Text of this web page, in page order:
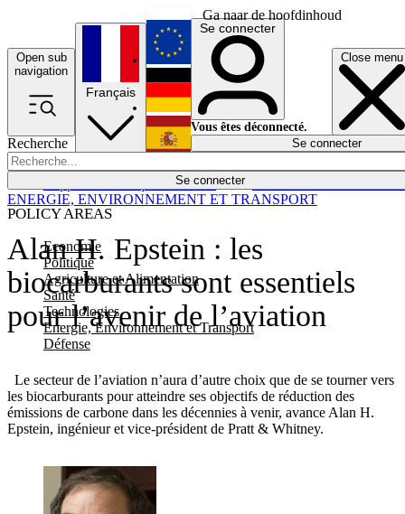
Ga naar de hoofdinhoud
Open sub
navigation
Close menu
Recherche
Se connecter
POLICY AREAS
Economie
Politique
Agriculture et Alimentation
Santé
Technologies
Energie, Environnement et Transport
Défense
Économie
Français
English
Deutsch
Español
Se connecter
Vous êtes déconnecté.
Se connecter
Alan H. Epstein : les
biocarburants sont essentiels
pour l’avenir de l’aviation
Le secteur de l’aviation n’aura d’autre choix que de se tourner vers
les biocarburants pour atteindre ses objectifs de réduction des
émissions de carbone dans les décennies à venir, avance Alan H.
Epstein, ingénieur et vice-président de Pratt & Whitney.
ENERGIE, ENVIRONNEMENT ET TRANSPORT